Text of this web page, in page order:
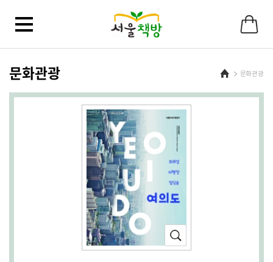
문화관광 Home문화관광
확
대